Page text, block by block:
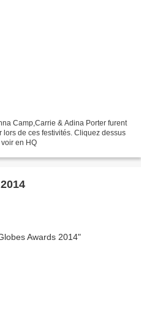
Camp,Carrie & Adina Porter furent
de ces festivités. Cliquez dessus
en HQ